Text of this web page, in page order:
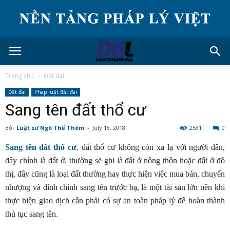
Trang chủ Đất đai
Đất đai Pháp luật đất đai
Sang tên đất thổ cư
Bởi Luật sư Ngô Thế Thêm - July 18, 2018 0
2531
Sang tên đất thổ cư, đất thổ cư không còn xa lạ với người dân,
đây chính là đất ở, thường sẽ ghi là đất ở nông thôn hoặc đất ở đô
thị, đây cũng là loại đất thường hay thực hiện việc mua bán, chuyển
nhượng và đính chính sang tên trước bạ, là một tài sản lớn nên khi
thực hiện giao dịch cần phải có sự an toàn pháp lý để hoàn thành
thủ tục sang tên.